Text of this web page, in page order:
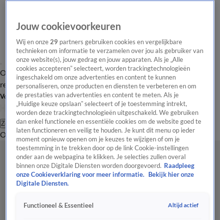
Overzicht Laatste nieuws Regionieuws Het beste van Hart
Tip de
redactie
Volg Hart van Nederland
Zoeken
OverzichtRegioUitzendingenWeerTip de redactiePanelVideo's
Jouw cookievoorkeuren
Wij en onze29 partners gebruiken cookies en vergelijkbare
technieken om informatie te verzamelen over jou als gebruiker van
onze website(s), jouw gedrag en jouw apparaten. Als je „Alle
cookies accepteren” selecteert, worden trackingtechnologieën
ingeschakeld om onze advertenties en content te kunnen
personaliseren, onze producten en diensten te verbeteren en om
de prestaties van advertenties en content te meten. Als je
„Huidige keuze opslaan” selecteert of je toestemming intrekt,
worden deze trackingtechnologieën uitgeschakeld. We gebruiken
dan enkel functionele en essentiële cookies om de website goed te
laten functioneren en veilig te houden. Je kunt dit menu op ieder
moment opnieuw openen om je keuzes te wijzigen of om je
toestemming in te trekken door op de link Cookie-instellingen
onder aan de webpagina te klikken. Je selecties zullen overal
binnen onze Digitale Diensten worden doorgevoerd. Raadpleeg
onze Cookieverklaring voor meer informatie.
Bekijk hier onze
Digitale Diensten.
Functioneel & Essentieel Altijd actief